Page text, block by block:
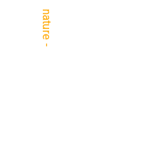
nature -